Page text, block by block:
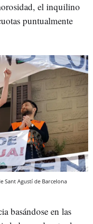
el inquilino
puntualmente
Sant Agustí de Barcelona
basándose en las